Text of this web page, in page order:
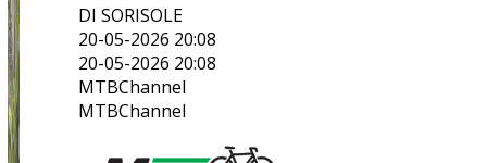
DI SORISOLE
20-05-2026 20:08
20-05-2026 20:08
MTBChannel
MTBChannel